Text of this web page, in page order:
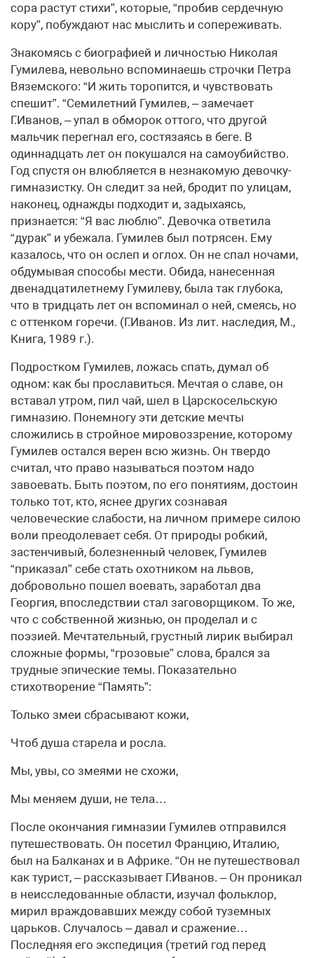
сора растут стихи”, которые, “пробив сердечную
кору”, побуждают нас мыслить и сопереживать.
Знакомясь с биографией и личностью Николая
Гумилева, невольно вспоминаешь строчки Петра
Вяземского: “И жить торопится, и чувствовать
спешит”. “Семилетний Гумилев, – замечает
Г.Иванов, – упал в обморок оттого, что другой
мальчик перегнал его, состязаясь в беге. В
одиннадцать лет он покушался на самоубийство.
Год спустя он влюбляется в незнакомую девочку-
гимназистку. Он следит за ней, бродит по улицам,
наконец, однажды подходит и, задыхаясь,
признается: “Я вас люблю”. Девочка ответила
“дурак” и убежала. Гумилев был потрясен. Ему
казалось, что он ослеп и оглох. Он не спал ночами,
обдумывая способы мести. Обида, нанесенная
двенадцатилетнему Гумилеву, была так глубока,
что в тридцать лет он вспоминал о ней, смеясь, но
с оттенком горечи. (Г.Иванов. Из лит. наследия, М.,
Книга, 1989 г.).
Подростком Гумилев, ложась спать, думал об
одном: как бы прославиться. Мечтая о славе, он
вставал утром, пил чай, шел в Царскосельскую
гимназию. Понемногу эти детские мечты
сложились в стройное мировоззрение, которому
Гумилев остался верен всю жизнь. Он твердо
считал, что право называться поэтом надо
завоевать. Быть поэтом, по его понятиям, достоин
только тот, кто, яснее других сознавая
человеческие слабости, на личном примере силою
воли преодолевает себя. От природы робкий,
застенчивый, болезненный человек, Гумилев
“приказал” себе стать охотником на львов,
добровольно пошел воевать, заработал два
Георгия, впоследствии стал заговорщиком. То же,
что с собственной жизнью, он проделал и с
поэзией. Мечтательный, грустный лирик выбирал
сложные формы, “грозовые” слова, брался за
трудные эпические темы. Показательно
стихотворение “Память”:
Только змеи сбрасывают кожи,
Чтоб душа старела и росла.
Мы, увы, со змеями не схожи,
Мы меняем души, не тела…
После окончания гимназии Гумилев отправился
путешествовать. Он посетил Францию, Италию,
был на Балканах и в Африке. “Он не путешествовал
как турист, – рассказывает Г.Иванов. – Он проникал
в неисследованные области, изучал фольклор,
мирил враждовавших между собой туземных
царьков. Случалось – давал и сражение…
Последняя его экспедиция (третий год перед